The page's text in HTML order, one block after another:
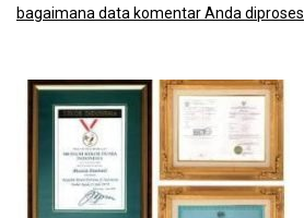
bagaimana data komentar Anda diproses